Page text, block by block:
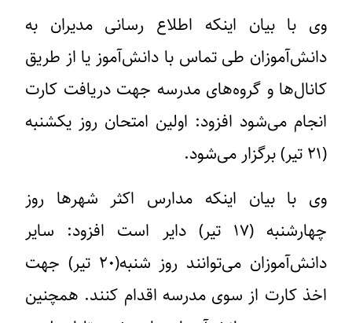
وی با بیان اینکه اطلاع رسانی مدیران به
دانش‌آموزان طی تماس با دانش‌آموز یا از طریق
کانال‌ها و گروه‌های مدرسه جهت دریافت کارت
انجام می‌شود افزود: اولین امتحان روز یکشنبه
(۲۱ تیر) برگزار می‌شود.
وی با بیان اینکه مدارس اکثر شهرها روز
چهارشنبه (۱۷ تیر) دایر است افزود: سایر
دانش‌آموزان می‌توانند روز شنبه(۲۰ تیر) جهت
اخذ کارت از سوی مدرسه اقدام کنند. همچنین